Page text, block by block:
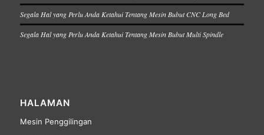
Segala Hal yang Perlu Anda Ketahui Tentang Mesin Bubut CNC Long Bed
Segala Hal yang Perlu Anda Ketahui Tentang Mesin Bubut Multi Spindle
HALAMAN
Mesin Penggilingan